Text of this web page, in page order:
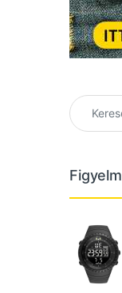
Keresés: